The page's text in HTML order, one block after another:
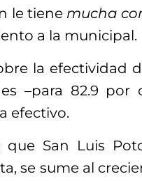
le tiene mucha
a la municipal.
la efectividad
–para 82.9 por
efectivo.
San Luis
se sume al